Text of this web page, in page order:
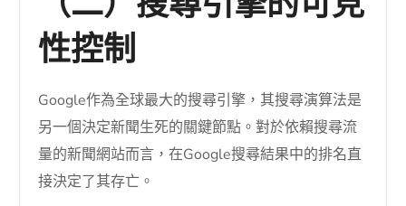
性控制
Google作為全球最大的搜尋引擎，其搜尋演算法是
另一個決定新聞生死的關鍵節點。對於依賴搜尋流
量的新聞網站而言，在Google搜尋結果中的排名直
接決定了其存亡。